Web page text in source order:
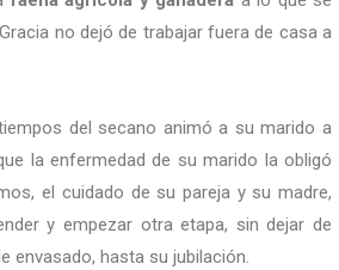
no dejó de trabajar fuera de casa a
del secano animó a su marido a
la enfermedad de su marido la obligó
el cuidado de su pareja y su madre,
y empezar otra etapa, sin dejar de
envasado, hasta su jubilación.